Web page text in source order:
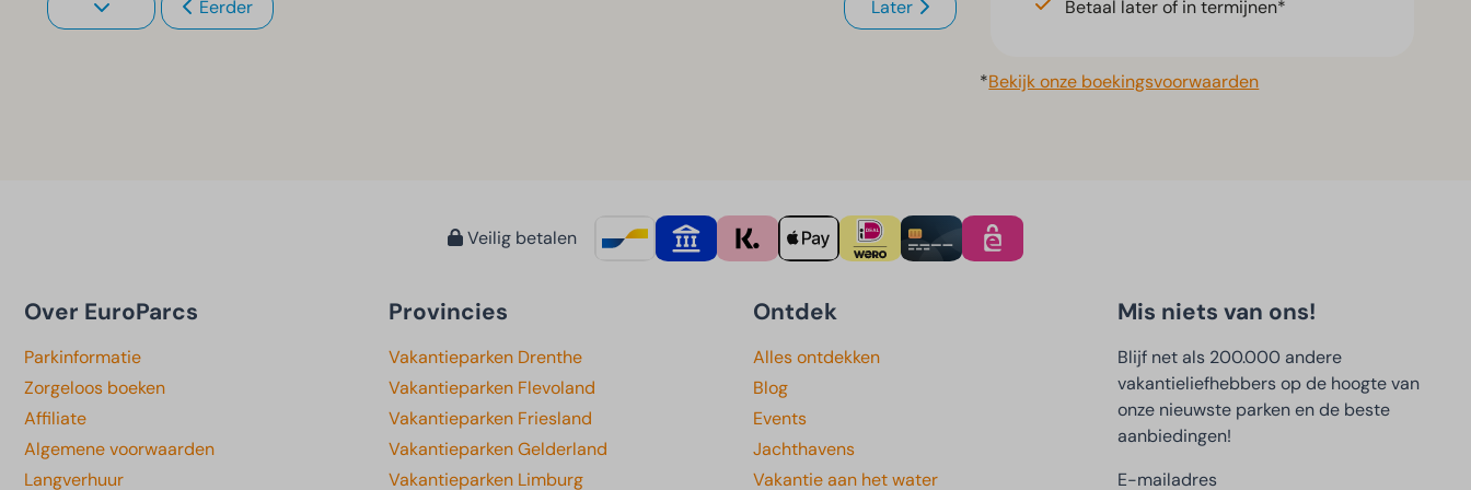
Eerder Later Betaal later of in termijnen*
*Bekijk onze boekingsvoorwaarden
Veilig betalen
Over EuroParcs
Parkinformatie
Zorgeloos boeken
Affiliate
Algemene voorwaarden
Langverhuur
Provincies
Vakantieparken Drenthe
Vakantieparken Flevoland
Vakantieparken Friesland
Vakantieparken Gelderland
Vakantieparken Limburg
Ontdek
Alles ontdekken
Blog
Events
Jachthavens
Vakantie aan het water
Mis niets van ons!
Blijf net als 200.000 andere
vakantieliefhebbers op de hoogte van
onze nieuwste parken en de beste
aanbiedingen!
E-mailadres